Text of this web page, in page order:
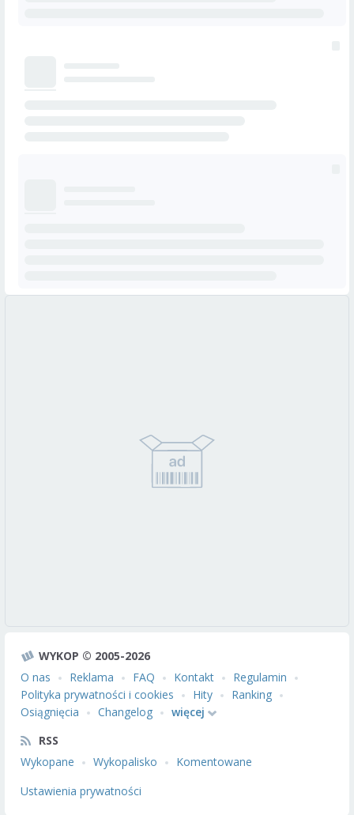
WYKOP © 2005-2026
O nas
Reklama FAQ Kontakt
Regulamin
Polityka prywatności i cookies
Hity
Ranking
Osiągnięcia
Changelog
więcej
RSS
Wykopane
Wykopalisko
Komentowane
Ustawienia prywatności